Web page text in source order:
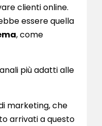
clienti online.
essere quella
, come
più adatti alle
marketing, che
arrivati a questo